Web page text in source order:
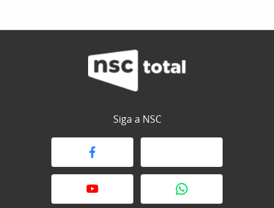
Siga a NSC